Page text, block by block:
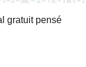
gratuit pensé